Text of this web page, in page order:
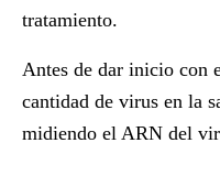
tratamiento.
Antes de dar inicio con
cantidad de virus en la
midiendo el ARN del